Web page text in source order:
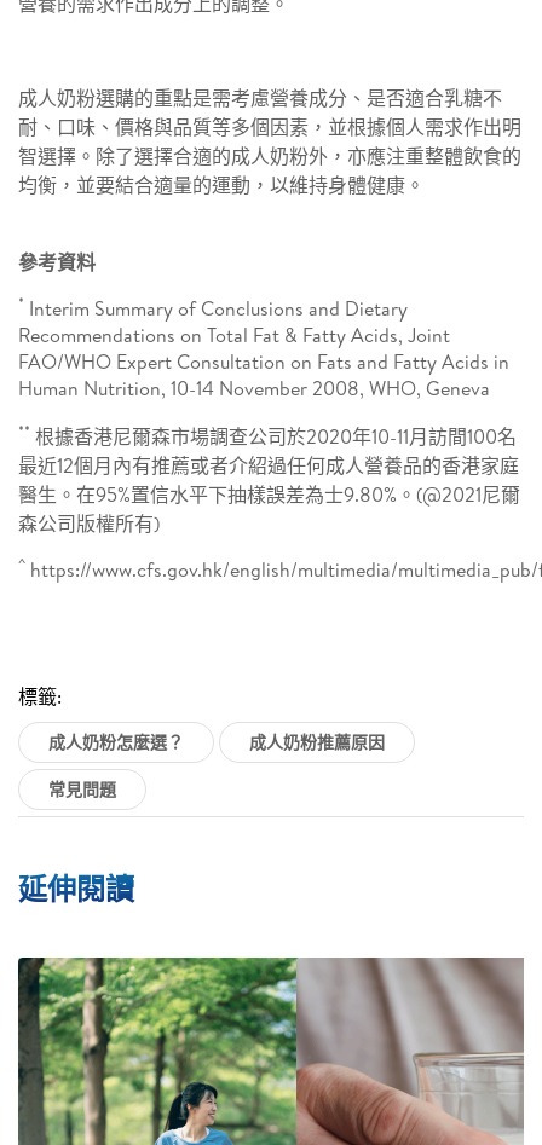
標籤:
成人奶粉怎麼選？
成人奶粉推薦原因
常見問題
成人奶粉選購的重點是需考慮營養成分、是否適合乳糖不
耐、口味、價格與品質等多個因素，並根據個人需求作出明
智選擇。除了選擇合適的成人奶粉外，亦應注重整體飲食的
均衡，並要結合適量的運動，以維持身體健康。
參考資料
* Interim Summary of Conclusions and Dietary
Recommendations on Total Fat & Fatty Acids, Joint
FAO/WHO Expert Consultation on Fats and Fatty Acids in
Human Nutrition, 10-14 November 2008, WHO, Geneva
** 根據香港尼爾森市場調查公司於2020年10-11月訪間100名
最近12個月內有推薦或者介紹過任何成人營養品的香港家庭
醫生。在95%置信水平下抽樣誤差為士9.80%。(@2021尼爾
森公司版權所有)
^ https://www.cfs.gov.hk/english/multimedia/
延伸閱讀